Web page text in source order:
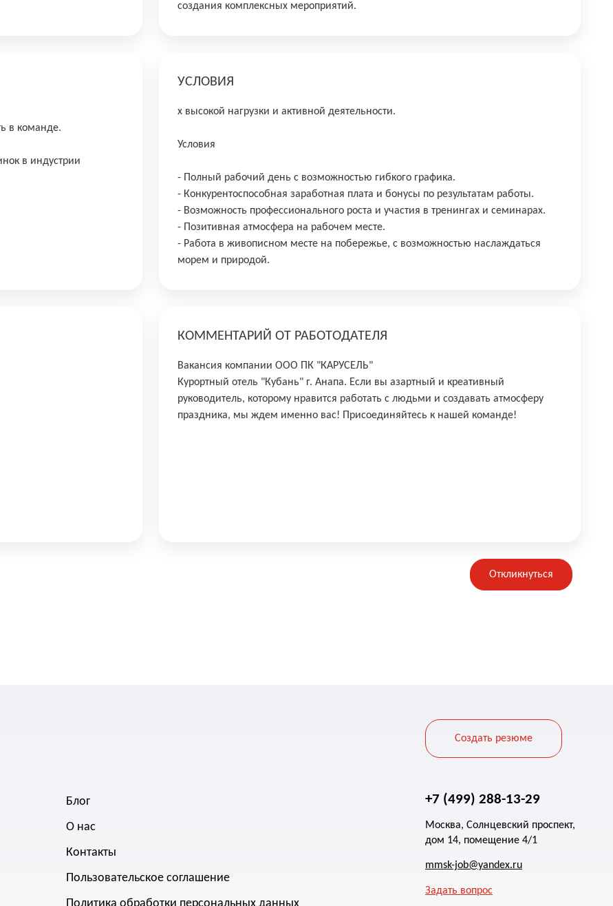
создания комплексных мероприятий.
в команде.
в индустрии
УСЛОВИЯ
х высокой нагрузки и активной деятельности.
Условия
- Полный рабочий день с возможностью гибкого графика.
- Конкурентоспособная заработная плата и бонусы по результатам работы.
- Возможность профессионального роста и участия в тренингах и семинарах.
- Позитивная атмосфера на рабочем месте.
- Работа в живописном месте на побережье, с возможностью наслаждаться
морем и природой.
КОММЕНТАРИЙ ОТ РАБОТОДАТЕЛЯ
Вакансия компании ООО ПК "КАРУСЕЛЬ"
Курортный отель "Кубань" г. Анапа. Если вы азартный и креативный
руководитель, которому нравится работать с людьми и создавать атмосферу
праздника, мы ждем именно вас! Присоединяйтесь к нашей команде!
Откликнуться
Создать резюме
Блог
О нас
Контакты
Пользовательское соглашение
+7 (499) 288-13-29
Москва, Солнцевский проспект,
дом 14, помещение 4/1
mmsk-job@yandex.ru
Задать вопрос